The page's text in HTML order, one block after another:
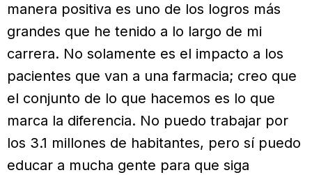
manera positiva es uno de los logros más
grandes que he tenido a lo largo de mi
carrera. No solamente es el impacto a los
pacientes que van a una farmacia; creo que
el conjunto de lo que hacemos es lo que
marca la diferencia. No puedo trabajar por
los 3.1 millones de habitantes, pero sí puedo
educar a mucha gente para que siga